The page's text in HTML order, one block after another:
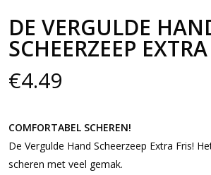
DE VERGULDE
SCHEERZEEP
€4.49
COMFORTABEL SCHEREN!
De Vergulde Hand Scheerzeep Extra Fris!
scheren met veel gemak.